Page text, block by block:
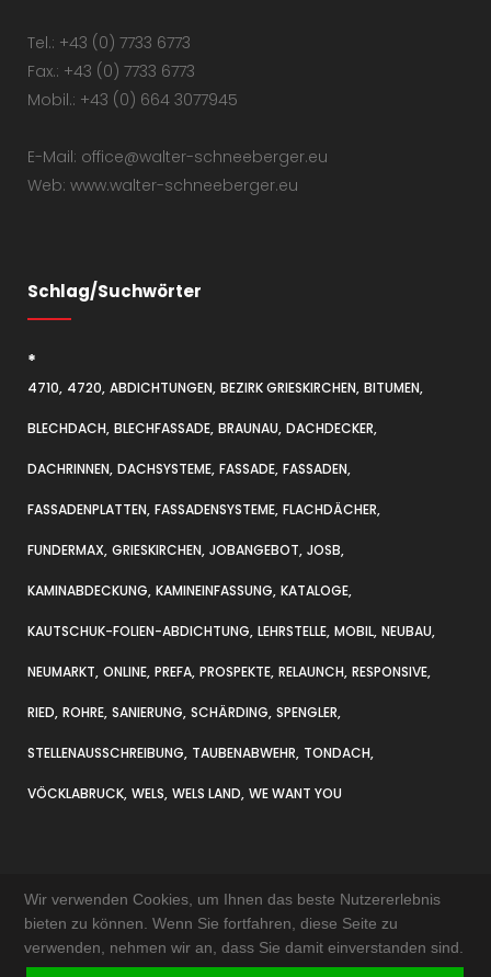
Tel.: +43 (0) 7733 6773
Fax.: +43 (0) 7733 6773
Mobil.: +43 (0) 664 3077945
E-Mail: office@walter-schneeberger.eu
Web: www.walter-schneeberger.eu
Schlag/Suchwörter
*
4710 4720 ABDICHTUNGEN BEZIRK GRIESKIRCHEN BITUMEN
BLECHDACH BLECHFASSADE BRAUNAU DACHDECKER
DACHRINNEN DACHSYSTEME FASSADE FASSADEN
FASSADENPLATTEN FASSADENSYSTEME FLACHDÄCHER
FUNDERMAX GRIESKIRCHEN JOBANGEBOT JOSB
KAMINABDECKUNG KAMINEINFASSUNG KATALOGE
KAUTSCHUK-FOLIEN-ABDICHTUNG LEHRSTELLE MOBIL NEUBAU
NEUMARKT ONLINE PREFA PROSPEKTE RELAUNCH RESPONSIVE
RIED ROHRE SANIERUNG SCHÄRDING SPENGLER
STELLENAUSSCHREIBUNG TAUBENABWEHR TONDACH
VÖCKLABRUCK WELS WELS LAND WE WANT YOU
KONTAKT & ANFAHRT
Wir verwenden Cookies, um Ihnen das beste Nutzererlebnis
bieten zu können. Wenn Sie fortfahren, diese Seite zu
verwenden, nehmen wir an, dass Sie damit einverstanden sind.